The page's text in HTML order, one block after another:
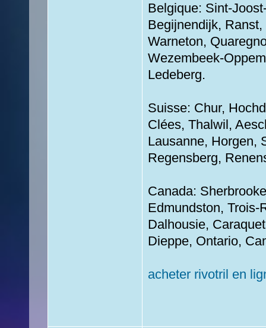
Belgique: Sint-
Begijnendijk,
Warneton,
Wezembeek-
Ledeberg.
Suisse: Chur,
Clées, Thalwil,
Lausanne, Horgen,
Regensberg,
Canada:
Edmundston, Trois-
Dalhousie,
Dieppe, Ontario,
acheter rivotril en